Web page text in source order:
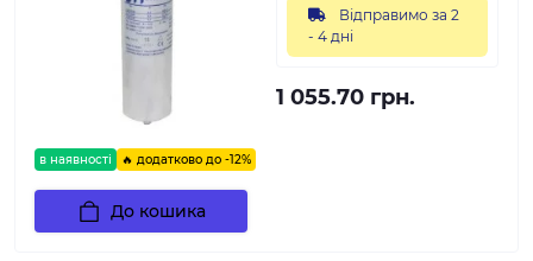
в наявності 🔥 додатково до -12%
Відправимо за 2
- 4 дні
1 055.70 грн.
До кошика